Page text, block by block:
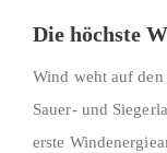
Die höchste
Wind weht auf
Sauer- und
erste